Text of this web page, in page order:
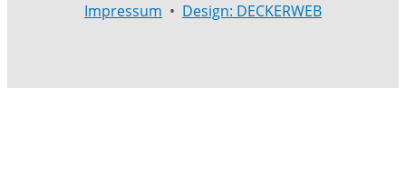
Impressum • Design: DECKERWEB